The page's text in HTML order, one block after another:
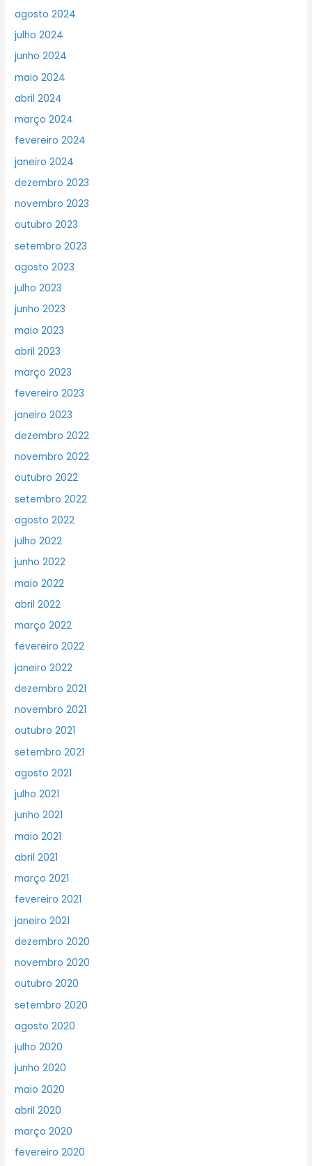
agosto 2024
julho 2024
junho 2024
maio 2024
abril 2024
março 2024
fevereiro 2024
janeiro 2024
dezembro 2023
novembro 2023
outubro 2023
setembro 2023
agosto 2023
julho 2023
junho 2023
maio 2023
abril 2023
março 2023
fevereiro 2023
janeiro 2023
dezembro 2022
novembro 2022
outubro 2022
setembro 2022
agosto 2022
julho 2022
junho 2022
maio 2022
abril 2022
março 2022
fevereiro 2022
janeiro 2022
dezembro 2021
novembro 2021
outubro 2021
setembro 2021
agosto 2021
julho 2021
junho 2021
maio 2021
abril 2021
março 2021
fevereiro 2021
janeiro 2021
dezembro 2020
novembro 2020
outubro 2020
setembro 2020
agosto 2020
julho 2020
junho 2020
maio 2020
abril 2020
março 2020
fevereiro 2020